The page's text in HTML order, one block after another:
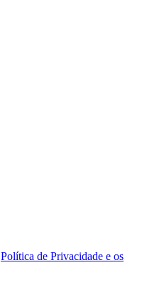
Política de Privacidade e os